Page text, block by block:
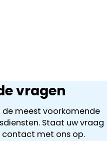
vragen
meest voorkomende
Staat uw vraag
contact met ons op.